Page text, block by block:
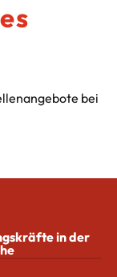
bei
in der